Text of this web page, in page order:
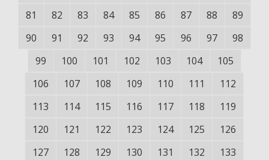
81
82 83 84 85 86 87 88
89
90
91 92 93 94 95 96 97
98
99
100 101 102 103 104
105
106
107 108 109 110 111
112
113
114 115 116 117 118
119
120
121 122 123 124 125
126
127
128 129 130 131 132
133